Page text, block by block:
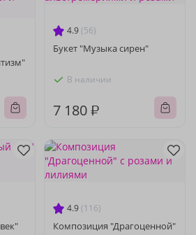
4.9 (56)
Букет "Музыка сирен"
В наличии
7 180 ₽
4.9 (116)
Композиция "Драгоценной"